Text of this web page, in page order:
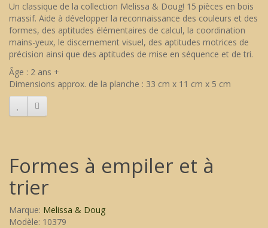
Un classique de la collection Melissa & Doug! 15 pièces en bois
massif. Aide à développer la reconnaissance des couleurs et des
formes, des aptitudes élémentaires de calcul, la coordination
mains-yeux, le discernement visuel, des aptitudes motrices de
précision ainsi que des aptitudes de mise en séquence et de tri.
Âge : 2 ans +
Dimensions approx. de la planche : 33 cm x 11 cm x 5 cm
Formes à empiler et à
trier
Marque: Melissa & Doug
Modèle: 10379